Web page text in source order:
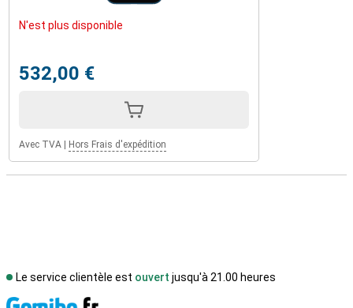
N'est plus disponible
532,00 €
Avec TVA Hors Frais d'expédition
Le service clientèle est ouvert jusqu'à 21.00 heures